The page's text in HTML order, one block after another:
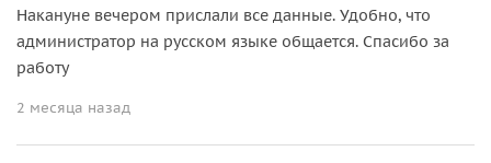
Накануне вечером прислали все данные. Удобно, что
администратор на русском языке общается. Спасибо за
работу
2 месяца назад